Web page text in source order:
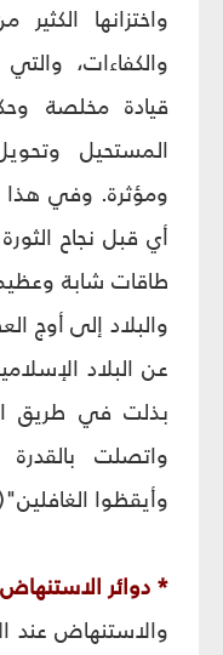
واختزانها
والكفاءات،
قيادة مخلصة
المستحيل
أي قبل نجاح
طاقات شابة
والبلاد إلى أوج
عن البلاد
بذلت في طريق
واتصلت بالقدرة
وأيقظوا
* دوائر الاستنهاض‏
والاستنهاض عند